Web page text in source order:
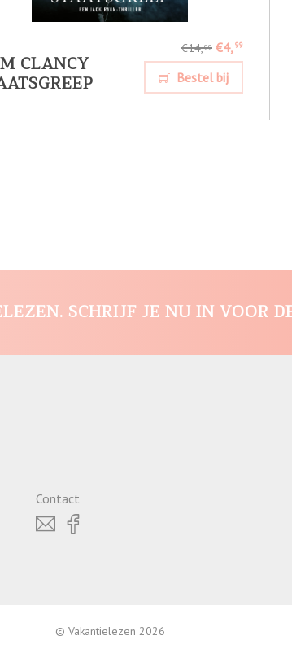
CLANCY
€14,99 €4,99
Bestel bij
SCHRIJF JE NU IN VOOR
Contact
© Vakantielezen 2026